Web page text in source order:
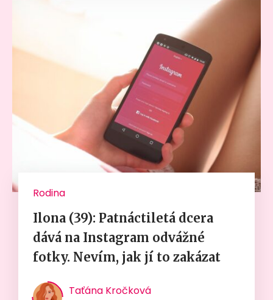
Rodina
Ilona (39): Patnáctiletá dcera
dává na Instagram odvážné
fotky. Nevím, jak jí to zakázat
Taťána Kročková